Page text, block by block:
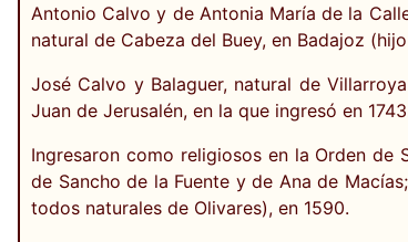
Antonio Calvo y de Antonia María de la
natural de Cabeza del Buey, en Badajoz
José Calvo y Balaguer, natural de
Juan de Jerusalén, en la que ingresó en
Ingresaron como religiosos en la Orden de
de Sancho de la Fuente y de Ana de
todos naturales de Olivares), en 1590.